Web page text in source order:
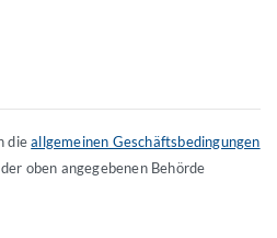
dieallgemeinen Geschäftsbedingungen
der oben angegebenen Behörde